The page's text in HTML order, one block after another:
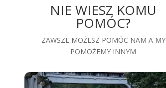
NIE WIESZ KOMU
POMÓC?
ZAWSZE MOŻESZ POMÓC NAM A MY
POMOŻEMY INNYM